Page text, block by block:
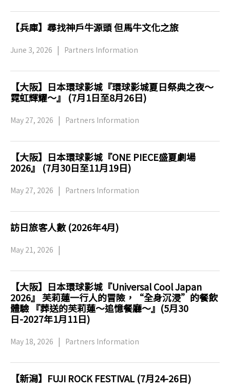
【兵庫】尋找神戶牛源頭 但馬牛文化之旅
June 3, 2026 Partners Information
【大阪】日本環球影城『環球影城夏日祭典之夜～
霓虹輝耀～』 (7月1日至8月26日)
May 27, 2026 Partners Information
【大阪】日本環球影城『ONE PIECE盛夏劇場
2026』 (7月30日至11月19日)
May 27, 2026 Partners Information
訪日旅客人數 (2026年4月)
May 21, 2026
【大阪】日本環球影城『Universal Cool Japan
2026』 芙莉蓮一行人的冒險，“全身沉浸”的餐飲
體驗 『葬送的芙莉蓮～追憶餐廳～』(5月30
日-2027年1月11日)
May 18, 2026 Partners Information
【新潟】FUJI ROCK FESTIVAL (7月24-26日)